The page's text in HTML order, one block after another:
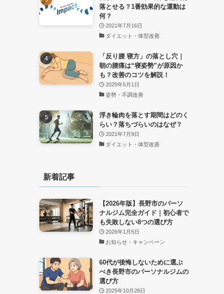
落とせる？1番効果的な運動は
何？
2021年7月16日
ダイエット・体型改善
「反り腰 寝方」の落とし穴｜
朝の腰痛は“寝姿勢”が原因か
も？改善のコツを解説！
2025年5月1日
姿勢・不調改善
浮き輪肉を落とす期間はどのく
らい？落ちづらいのはなぜ？
2021年7月9日
ダイエット・体型改善
新着記事
【2026年版】長野市のパーソ
ナルジム完全ガイド｜初心者で
も失敗しない8つの選び方
2026年1月5日
お知らせ・キャンペーン
60代が後悔しないために選ぶ
べき長野市のパーソナルジムの
選び方
2025年10月28日